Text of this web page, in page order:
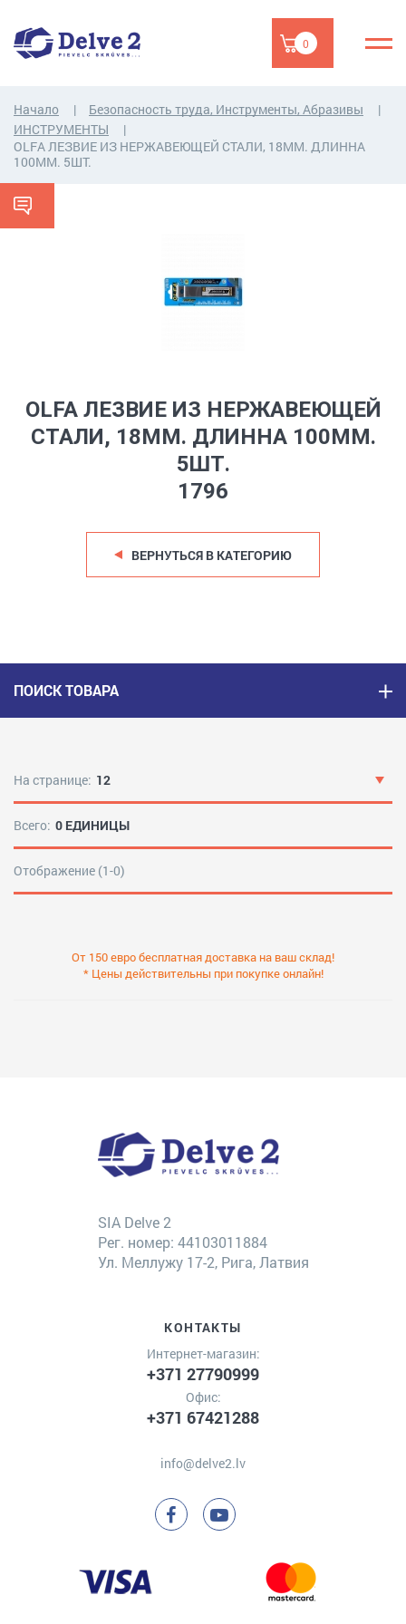
0
Начало
Безопасность труда, Инструменты, Абразивы
ИНСТРУМЕНТЫ
OLFA ЛЕЗВИЕ ИЗ НЕРЖАВЕЮЩЕЙ СТАЛИ, 18ММ. ДЛИННА
100ММ. 5ШТ.
OLFA ЛЕЗВИЕ ИЗ НЕРЖАВЕЮЩЕЙ
СТАЛИ, 18ММ. ДЛИННА 100ММ.
5ШТ.
1796
ВЕРНУТЬСЯ В КАТЕГОРИЮ
ПОИСК ТОВАРА
На странице: 12
Всего: 0 ЕДИНИЦЫ
Отображение (1-0)
От 150 евро бесплатная доставка на ваш склад!
* Цены действительны при покупке онлайн!
SIA Delve 2
Рег. номер: 44103011884
Ул. Меллужу 17-2, Рига, Латвия
КОНТАКТЫ
Интернет-магазин:
+371 27790999
Офис:
+371 67421288
info@delve2.lv